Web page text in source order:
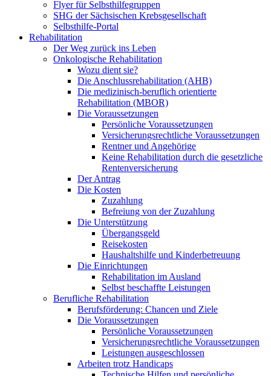
Flyer für Selbsthilfegruppen
SHG der Sächsischen Krebsgesellschaft
Selbsthilfe-Portal
Rehabilitation
Der Weg zurück ins Leben
Onkologische Rehabilitation
Wozu dient sie?
Die Anschlussrehabilitation (AHB)
Die medizinisch-beruflich orientierte
Rehabilitation (MBOR)
Die Voraussetzungen
Persönliche Voraussetzungen
Versicherungsrechtliche Voraussetzungen
Rentner und Angehörige
Keine Rehabilitation durch die gesetzliche
Rentenversicherung
Der Antrag
Die Kosten
Zuzahlung
Befreiung von der Zuzahlung
Die Unterstützung
Übergangsgeld
Reisekosten
Haushaltshilfe und Kinderbetreuung
Die Einrichtungen
Rehabilitation im Ausland
Selbst beschaffte Leistungen
Berufliche Rehabilitation
Berufsförderung: Chancen und Ziele
Die Voraussetzungen
Persönliche Voraussetzungen
Versicherungsrechtliche Voraussetzungen
Leistungen ausgeschlossen
Arbeiten trotz Handicaps